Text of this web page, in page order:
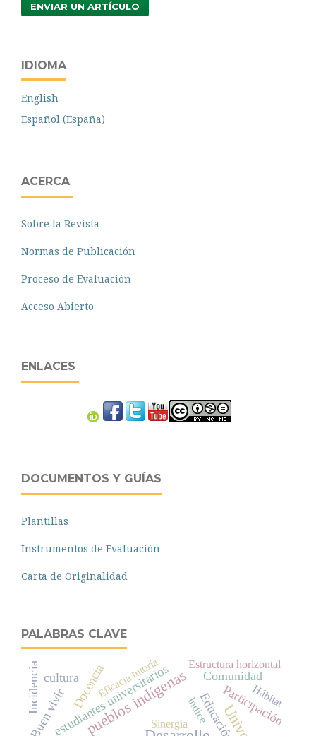
ENVIAR UN ARTÍCULO
IDIOMA
English
Español (España)
ACERCA
Sobre la Revista
Normas de Publicación
Proceso de Evaluación
Acceso Abierto
ENLACES
DOCUMENTOS Y GUÍAS
Plantillas
Instrumentos de Evaluación
Carta de Originalidad
PALABRAS CLAVE
pueblos indígenasEducación
estudiantes universitarios Participación
Buen vivir
Comunidad
Docencia
Incidencia cultura
Estructura horizontal
Sinergia
Hábitat
Indice
Eficacia tutoría